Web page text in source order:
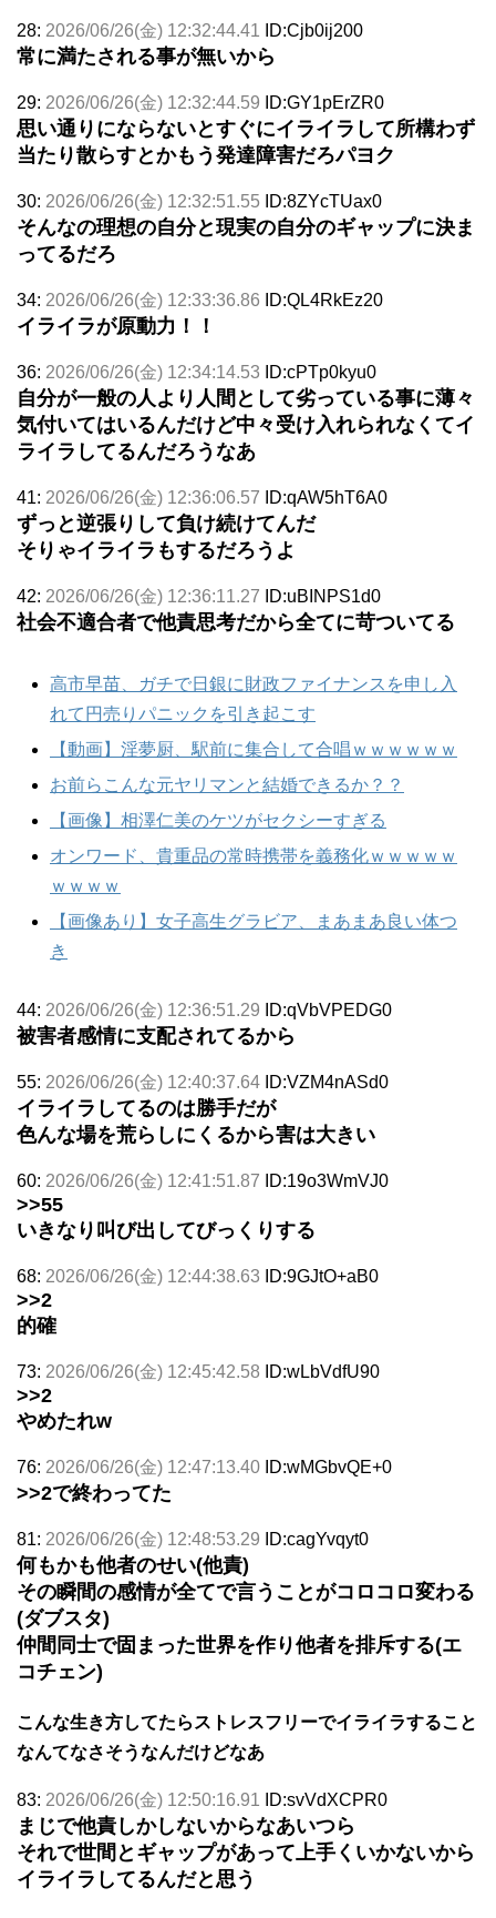
28: 2026/06/26(金) 12:32:44.41 ID:Cjb0ij200
常に満たされる事が無いから
29: 2026/06/26(金) 12:32:44.59 ID:GY1pErZR0
思い通りにならないとすぐにイライラして所構わず
当たり散らすとかもう発達障害だろパヨク
30: 2026/06/26(金) 12:32:51.55 ID:8ZYcTUax0
そんなの理想の自分と現実の自分のギャップに決ま
ってるだろ
34: 2026/06/26(金) 12:33:36.86 ID:QL4RkEz20
イライラが原動力！！
36: 2026/06/26(金) 12:34:14.53 ID:cPTp0kyu0
自分が一般の人より人間として劣っている事に薄々
気付いてはいるんだけど中々受け入れられなくてイ
ライラしてるんだろうなあ
41: 2026/06/26(金) 12:36:06.57 ID:qAW5hT6A0
ずっと逆張りして負け続けてんだ
そりゃイライラもするだろうよ
42: 2026/06/26(金) 12:36:11.27 ID:uBINPS1d0
社会不適合者で他責思考だから全てに苛ついてる
高市早苗、ガチで日銀に財政ファイナンスを申し入
れて円売りパニックを引き起こす
【動画】淫夢厨、駅前に集合して合唱ｗｗｗｗｗｗ
お前らこんな元ヤリマンと結婚できるか？？
【画像】相澤仁美のケツがセクシーすぎる
オンワード、貴重品の常時携帯を義務化ｗｗｗｗｗ
ｗｗｗｗ
【画像あり】女子高生グラビア、まあまあ良い体つ
き
44: 2026/06/26(金) 12:36:51.29 ID:qVbVPEDG0
被害者感情に支配されてるから
55: 2026/06/26(金) 12:40:37.64 ID:VZM4nASd0
イライラしてるのは勝手だが
色んな場を荒らしにくるから害は大きい
60: 2026/06/26(金) 12:41:51.87 ID:19o3WmVJ0
>>55
いきなり叫び出してびっくりする
68: 2026/06/26(金) 12:44:38.63 ID:9GJtO+aB0
>>2
的確
73: 2026/06/26(金) 12:45:42.58 ID:wLbVdfU90
>>2
やめたれw
76: 2026/06/26(金) 12:47:13.40 ID:wMGbvQE+0
>>2で終わってた
81: 2026/06/26(金) 12:48:53.29 ID:cagYvqyt0
何もかも他者のせい(他責)
その瞬間の感情が全てで言うことがコロコロ変わる
(ダブスタ)
仲間同士で固まった世界を作り他者を排斥する(エ
コチェン)
こんな生き方してたらストレスフリーでイライラすること
なんてなさそうなんだけどなあ
83: 2026/06/26(金) 12:50:16.91 ID:svVdXCPR0
まじで他責しかしないからなあいつら
それで世間とギャップがあって上手くいかないから
イライラしてるんだと思う